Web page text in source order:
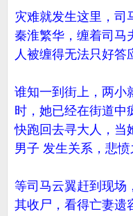
灾难就发生这里，司
秦淮繁华，缠着司马
人被缠得无法只好答
谁知一到街上，两小
时，她已经在街道中
快跑回去寻大人，当
男子 发生关系，悲愤
等司马云翼赶到现场
其收尸，看得亡妻遗